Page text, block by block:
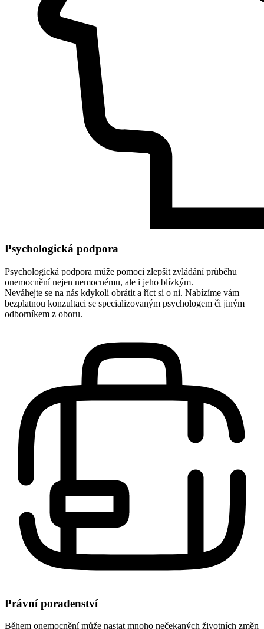
Psychologická podpora
Psychologická podpora může pomoci zlepšit zvládání průběhu
onemocnění nejen nemocnému, ale i jeho blízkým.
Neváhejte se na nás kdykoli obrátit a říct si o ni. Nabízíme vám
bezplatnou konzultaci se specializovaným psychologem či jiným
odborníkem z oboru.
Právní poradenství
Během onemocnění může nastat mnoho nečekaných životních změn